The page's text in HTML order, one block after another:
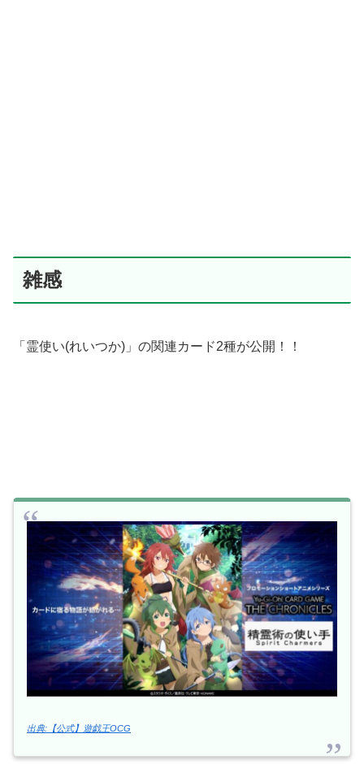
雑感
「霊使い(れいつか)」の関連カード2種が公開！！
出典:【公式】遊戯王OCG